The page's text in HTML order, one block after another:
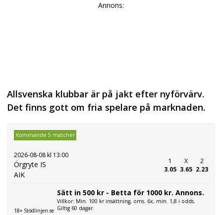
Annons:
Allsvenska klubbar är på jakt efter nyförvärv.
Det finns gott om fria spelare på marknaden.
Kommande 5 matcher
2026-08-08 kl 13:00
Örgryte IS
AIK
1
3.05
X
3.65
2
2.23
18+ Stödlinjen.se
Sätt in 500 kr - Betta för 1000 kr. Annons.
Villkor: Min. 100 kr insättning, oms. 6x, min. 1,8 i odds.
Giltig 60 dagar.